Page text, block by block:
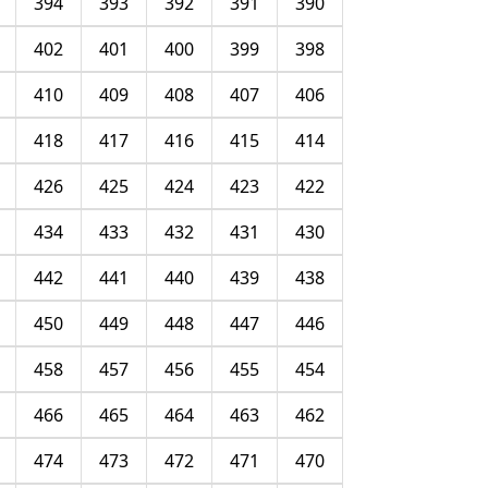
398
399
400
401
402
406
407
408
409
410
414
415
416
417
418
422
423
424
425
426
430
431
432
433
434
438
439
440
441
442
446
447
448
449
450
454
455
456
457
458
462
463
464
465
466
470
471
472
473
474